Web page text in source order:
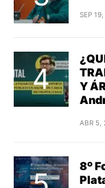
SEP
Y
ABR 5,
8º